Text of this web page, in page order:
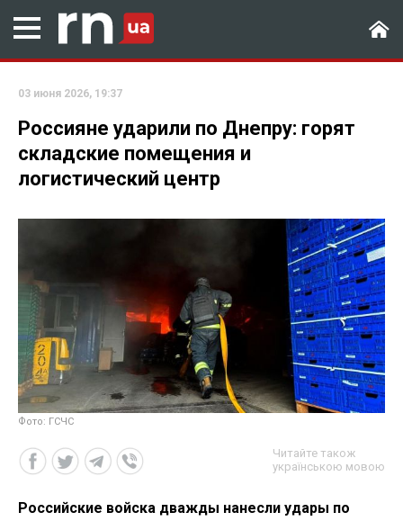
03 июня 2026, 19:37
Россияне ударили по Днепру: горят
складские помещения и
логистический центр
Фото: ГСЧС
Читайте також
українською мовою
Российские войска дважды нанесли удары по